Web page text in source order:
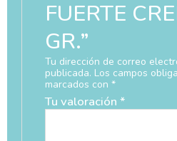
FUERTE
GR.”
Tu dirección de correo
publicada. Los campos
marcados con *
Tu valoración *